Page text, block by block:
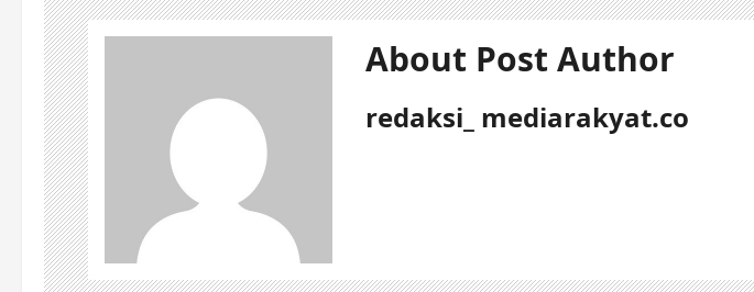
About Post Author
redaksi_ mediarakyat.co